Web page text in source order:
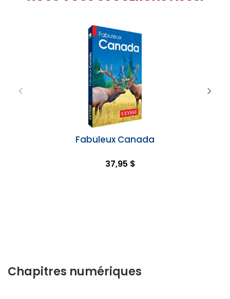
Fabuleux Canada
37,95 $
Chapitres numériques